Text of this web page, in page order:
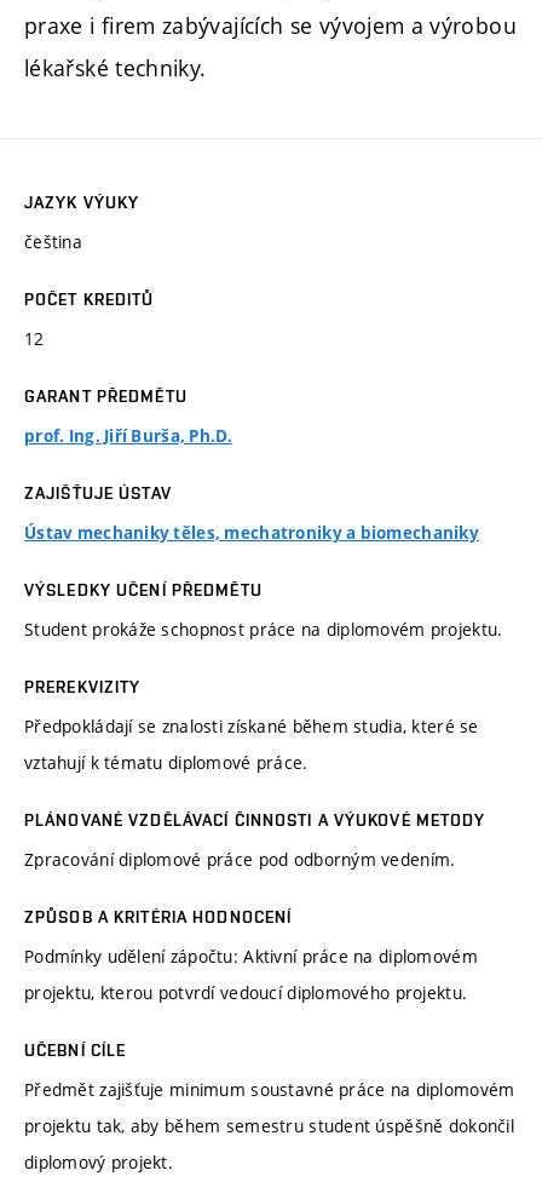
praxe i firem zabývajících se vývojem a výrobou
lékařské techniky.
JAZYK VÝUKY
čeština
POČET KREDITŮ
12
GARANT PŘEDMĚTU
prof. Ing. Jiří Burša, Ph.D.
ZAJIŠŤUJE ÚSTAV
Ústav mechaniky těles, mechatroniky a biomechaniky
VÝSLEDKY UČENÍ PŘEDMĚTU
Student prokáže schopnost práce na diplomovém projektu.
PREREKVIZITY
Předpokládají se znalosti získané během studia, které se
vztahují k tématu diplomové práce.
PLÁNOVANÉ VZDĚLÁVACÍ ČINNOSTI A VÝUKOVÉ METODY
Zpracování diplomové práce pod odborným vedením.
ZPŮSOB A KRITÉRIA HODNOCENÍ
Podmínky udělení zápočtu: Aktivní práce na diplomovém
projektu, kterou potvrdí vedoucí diplomového projektu.
UČEBNÍ CÍLE
Předmět zajišťuje minimum soustavné práce na diplomovém
projektu tak, aby během semestru student úspěšně dokončil
diplomový projekt.